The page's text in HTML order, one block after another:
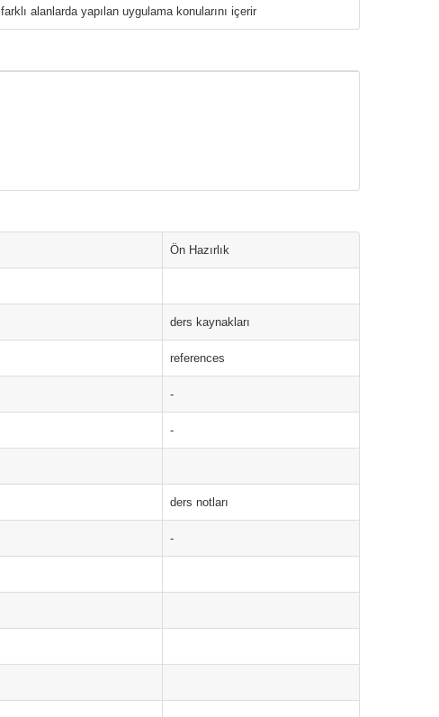
alanlarda yapılan uygulama konularını içerir
Ön Hazırlık
ders kaynakları
references
-
-
ders notları
-